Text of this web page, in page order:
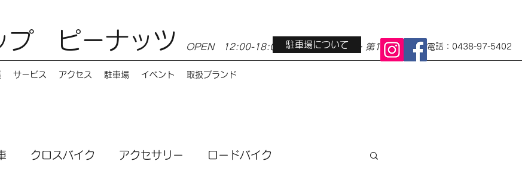
プ ピーナッツ OPEN 12:00-18:00 定休日 水曜日・第1第3火曜日 電話：0438-97-5402
サービス アクセス 駐車場 イベント 取扱ブランド
駐車場について
クロスバイク アクセサリー ロードバイク